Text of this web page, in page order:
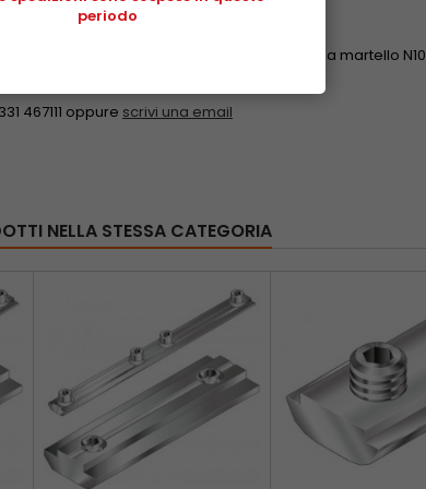
periodo
perpendicolarmente
2 x vite (DIN 7984 - M6x20), 2 x dado a martello N10
non necessaria
467111 oppure scrivi una email
NELLA STESSA CATEGORIA